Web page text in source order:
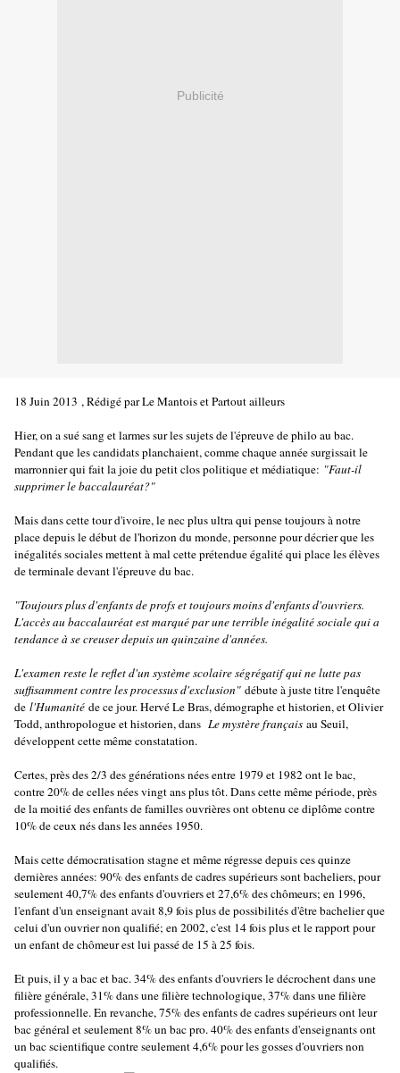
Publicité
18 Juin 2013 , Rédigé par Le Mantois et Partout ailleurs
Hier, on a sué sang et larmes sur les sujets de l'épreuve de philo au bac.
Pendant que les candidats planchaient, comme chaque année surgissait le
marronnier qui fait la joie du petit clos politique et médiatique: "Faut-il
supprimer le baccalauréat?"
Mais dans cette tour d'ivoire, le nec plus ultra qui pense toujours à notre
place depuis le début de l'horizon du monde, personne pour décrier que les
inégalités sociales mettent à mal cette prétendue égalité qui place les élèves
de terminale devant l'épreuve du bac.
"Toujours plus d'enfants de profs et toujours moins d'enfants d'ouvriers.
L'accès au baccalauréat est marqué par une terrible inégalité sociale qui a
tendance à se creuser depuis un quinzaine d'années.
L'examen reste le reflet d'un système scolaire ségrégatif qui ne lutte pas
suffisamment contre les processus d'exclusion" débute à juste titre l'enquête
de l'Humanité de ce jour. Hervé Le Bras, démographe et historien, et Olivier
Todd, anthropologue et historien, dans Le mystère français au Seuil,
développent cette même constatation.
Certes, près des 2/3 des générations nées entre 1979 et 1982 ont le bac,
contre 20% de celles nées vingt ans plus tôt. Dans cette même période, près
de la moitié des enfants de familles ouvrières ont obtenu ce diplôme contre
10% de ceux nés dans les années 1950.
Mais cette démocratisation stagne et même régresse depuis ces quinze
dernières années: 90% des enfants de cadres supérieurs sont bacheliers, pour
seulement 40,7% des enfants d'ouvriers et 27,6% des chômeurs; en 1996,
l'enfant d'un enseignant avait 8,9 fois plus de possibilités d'être bachelier que
celui d'un ouvrier non qualifié; en 2002, c'est 14 fois plus et le rapport pour
un enfant de chômeur est lui passé de 15 à 25 fois.
Et puis, il y a bac et bac. 34% des enfants d'ouvriers le décrochent dans une
filière générale, 31% dans une filière technologique, 37% dans une filière
professionnelle. En revanche, 75% des enfants de cadres supérieurs ont leur
bac général et seulement 8% un bac pro. 40% des enfants d'enseignants ont
un bac scientifique contre seulement 4,6% pour les gosses d'ouvriers non
qualifiés.